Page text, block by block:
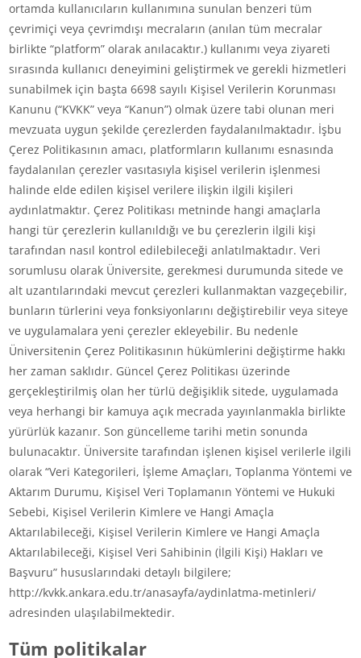
ortamda kullanıcıların kullanımına sunulan benzeri tüm
çevrimiçi veya çevrimdışı mecraların (anılan tüm mecralar
birlikte “platform” olarak anılacaktır.) kullanımı veya ziyareti
sırasında kullanıcı deneyimini geliştirmek ve gerekli hizmetleri
sunabilmek için başta 6698 sayılı Kişisel Verilerin Korunması
Kanunu (“KVKK” veya “Kanun”) olmak üzere tabi olunan meri
mevzuata uygun şekilde çerezlerden faydalanılmaktadır. İşbu
Çerez Politikasının amacı, platformların kullanımı esnasında
faydalanılan çerezler vasıtasıyla kişisel verilerin işlenmesi
halinde elde edilen kişisel verilere ilişkin ilgili kişileri
aydınlatmaktır. Çerez Politikası metninde hangi amaçlarla
hangi tür çerezlerin kullanıldığı ve bu çerezlerin ilgili kişi
tarafından nasıl kontrol edilebileceği anlatılmaktadır. Veri
sorumlusu olarak Üniversite, gerekmesi durumunda sitede ve
alt uzantılarındaki mevcut çerezleri kullanmaktan vazgeçebilir,
bunların türlerini veya fonksiyonlarını değiştirebilir veya siteye
ve uygulamalara yeni çerezler ekleyebilir. Bu nedenle
Üniversitenin Çerez Politikasının hükümlerini değiştirme hakkı
her zaman saklıdır. Güncel Çerez Politikası üzerinde
gerçekleştirilmiş olan her türlü değişiklik sitede, uygulamada
veya herhangi bir kamuya açık mecrada yayınlanmakla birlikte
yürürlük kazanır. Son güncelleme tarihi metin sonunda
bulunacaktır. Üniversite tarafından işlenen kişisel verilerle ilgili
olarak “Veri Kategorileri, İşleme Amaçları, Toplanma Yöntemi ve
Aktarım Durumu, Kişisel Veri Toplamanın Yöntemi ve Hukuki
Sebebi, Kişisel Verilerin Kimlere ve Hangi Amaçla
Aktarılabileceği, Kişisel Verilerin Kimlere ve Hangi Amaçla
Aktarılabileceği, Kişisel Veri Sahibinin (İlgili Kişi) Hakları ve
Başvuru” hususlarındaki detaylı bilgilere;
http://kvkk.ankara.edu.tr/anasayfa/aydinlatma-metinleri/
adresinden ulaşılabilmektedir.
Tüm politikalar